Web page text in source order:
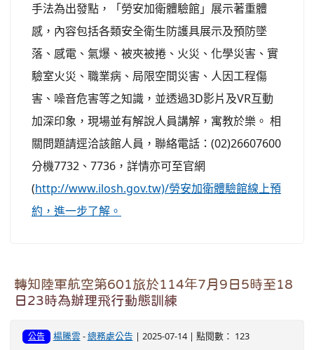
手法為出發點，「勞安加衛體驗館」展示著重體
感，內容包括各類安全衛生防護具展示及預防墜
落、感電、氣爆、被夾被捲、火災、化學災害、實
驗室火災、職業病、局限空間災害、人因工程傷
害、噪音危害等之知識，並透過3D影片及VR互動
加深印象，現場並有解說人員講解，寓教於樂。 相
關問題請逕洽該館人員，聯絡電話：(02)26607600
分機7732、7736，詳情亦可至官網
(http://www.ilosh.gov.tw)/勞安加衛體驗館線上預
約，進一步了解。
轉知陸軍航空第601旅於114年7月9日5時至18
日23時為辦理飛行動態訓練
公告 楊騰雲 -總務處公告 | 2025-07-14 | 點閱數： 123